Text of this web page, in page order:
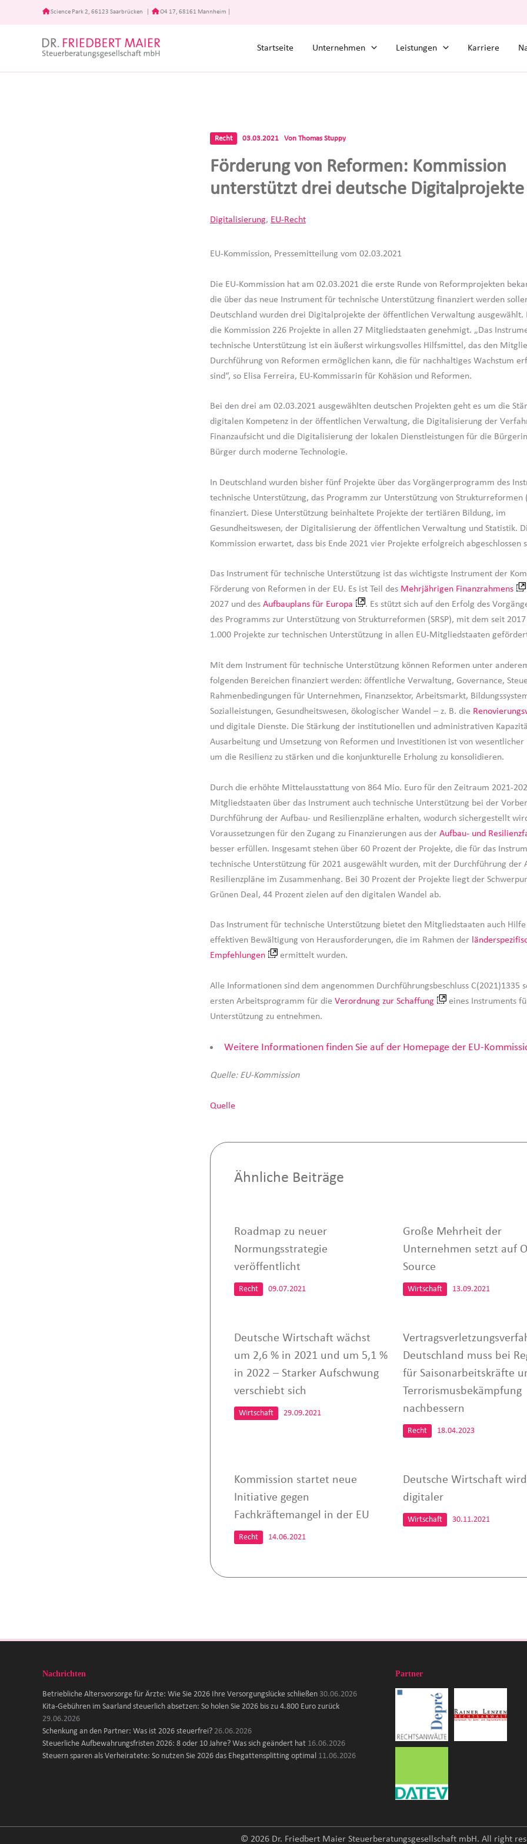
Science Park 2, 66123 Saarbrücken O4 17, 68161 Mannheim
Startseite Unternehmen Leistungen Karriere
Recht 03.03.2021 Von Thomas Stuppy
Förderung von Reformen: Kommission
unterstützt drei deutsche Digitalprojekte
Digitalisierung, EU-Recht
EU-Kommission, Pressemitteilung vom 02.03.2021
Die EU-Kommission hat am 02.03.2021 die erste Runde von Reformprojekten
die über das neue Instrument für technische Unterstützung finanziert werden
Deutschland wurden drei Digitalprojekte der öffentlichen Verwaltung ausgewählt.
die Kommission 226 Projekte in allen 27 Mitgliedstaaten genehmigt. „Das
technische Unterstützung ist ein äußerst wirkungsvolles Hilfsmittel, das den
Durchführung von Reformen ermöglichen kann, die für nachhaltiges Wachstum
sind“, so Elisa Ferreira, EU-Kommissarin für Kohäsion und Reformen.
Bei den drei am 02.03.2021 ausgewählten deutschen Projekten geht es um die
digitalen Kompetenz in der öffentlichen Verwaltung, die Digitalisierung der
Finanzaufsicht und die Digitalisierung der lokalen Dienstleistungen für die
Bürger durch moderne Technologie.
In Deutschland wurden bisher fünf Projekte über das Vorgängerprogramm des
technische Unterstützung, das Programm zur Unterstützung von Strukturreformen
finanziert. Diese Unterstützung beinhaltete Projekte der tertiären Bildung, im
Gesundheitswesen, der Digitalisierung der öffentlichen Verwaltung und Statistik.
Kommission erwartet, dass bis Ende 2021 vier Projekte erfolgreich abgeschlossen
Das Instrument für technische Unterstützung ist das wichtigste Instrument der
Förderung von Reformen in der EU. Es ist Teil des Mehrjährigen Finanzrahmens
2027 und des Aufbauplans für Europa
. Es stützt sich auf den Erfolg des
des Programms zur Unterstützung von Strukturreformen (SRSP), mit dem seit
1.000 Projekte zur technischen Unterstützung in allen EU-Mitgliedstaaten
Mit dem Instrument für technische Unterstützung können Reformen unter
folgenden Bereichen finanziert werden: öffentliche Verwaltung, Governance,
Rahmenbedingungen für Unternehmen, Finanzsektor, Arbeitsmarkt,
Sozialleistungen, Gesundheitswesen, ökologischer Wandel – z. B. die
und digitale Dienste. Die Stärkung der institutionellen und administrativen
Ausarbeitung und Umsetzung von Reformen und Investitionen ist von wesentlicher
um die Resilienz zu stärken und die konjunkturelle Erholung zu konsolidieren.
Durch die erhöhte Mittelausstattung von 864 Mio. Euro für den Zeitraum 2021-
Mitgliedstaaten über das Instrument auch technische Unterstützung bei der
Durchführung der Aufbau- und Resilienzpläne erhalten, wodurch sichergestellt
Voraussetzungen für den Zugang zu Finanzierungen aus der Aufbau- und
besser erfüllen. Insgesamt stehen über 60 Prozent der Projekte, die für das
technische Unterstützung für 2021 ausgewählt wurden, mit der Durchführung der
Resilienzpläne im Zusammenhang. Bei 30 Prozent der Projekte liegt der
Grünen Deal, 44 Prozent zielen auf den digitalen Wandel ab.
Das Instrument für technische Unterstützung bietet den Mitgliedstaaten auch
effektiven Bewältigung von Herausforderungen, die im Rahmen der
Empfehlungen
ermittelt wurden.
Alle Informationen sind dem angenommen Durchführungsbeschluss C(2021)1335
ersten Arbeitsprogramm für die Verordnung zur Schaffung
eines Instruments
Unterstützung zu entnehmen.
Weitere Informationen finden Sie auf der Homepage der EU-
Quelle: EU-Kommission
Quelle
Ähnliche Beiträge
Roadmap zu neuer
Normungsstrategie
veröffentlicht
Recht 09.07.2021
Große Mehrheit der
Unternehmen setzt auf
Source
Wirtschaft 13.09.2021
Deutsche Wirtschaft wächst
um 2,6 % in 2021 und um 5,1 %
in 2022 – Starker Aufschwung
verschiebt sich
Wirtschaft 29.09.2021
Deutschland muss bei
für Saisonarbeitskräfte
Terrorismusbekämpfung
nachbessern
Recht 18.04.2023
Kommission startet neue
Initiative gegen
Fachkräftemangel in der EU
Recht 14.06.2021
Deutsche Wirtschaft wird
digitaler
Wirtschaft 30.11.2021
Nachrichten
Betriebliche Altersvorsorge für Ärzte: Wie Sie 2026 Ihre Versorgungslücke schließen 30.06.2026
Kita-Gebühren im Saarland steuerlich absetzen: So holen Sie 2026 bis zu 4.800 Euro zurück
29.06.2026
Schenkung an den Partner: Was ist 2026 steuerfrei? 26.06.2026
Steuerliche Aufbewahrungsfristen 2026: 8 oder 10 Jahre? Was sich geändert hat 16.06.2026
Steuern sparen als Verheiratete: So nutzen Sie 2026 das Ehegattensplitting optimal 11.06.2026
Partner
© 2026 Dr. Friedbert Maier Steuerberatungsgesellschaft mbH. All right